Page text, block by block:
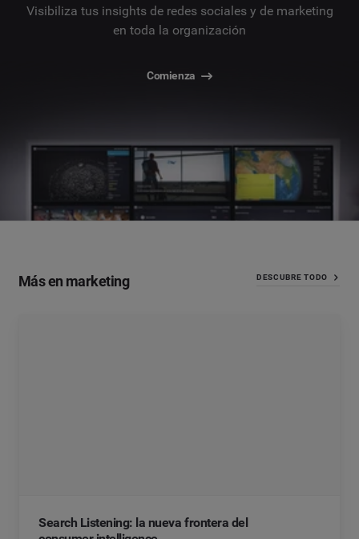
Visibiliza tus insights de redes sociales y de marketing
en toda la organización
Comienza
Más en marketing DESCUBRE TODO
Search Listening: la nueva frontera del